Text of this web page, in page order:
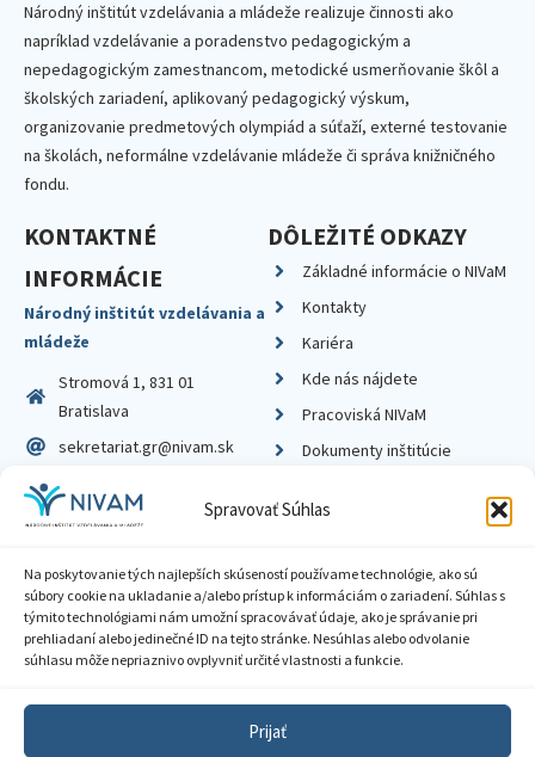
Spravovať Súhlas
Na poskytovanie tých najlepších skúseností používame technológie, ako sú
súbory cookie na ukladanie a/alebo prístup k informáciám o zariadení. Súhlas s
týmito technológiami nám umožní spracovávať údaje, ako je správanie pri
prehliadaní alebo jedinečné ID na tejto stránke. Nesúhlas alebo odvolanie
súhlasu môže nepriaznivo ovplyvniť určité vlastnosti a funkcie.
Prijať
Národný inštitút vzdelávania a mládeže realizuje činnosti ako
napríklad vzdelávanie a poradenstvo pedagogickým a
nepedagogickým zamestnancom, metodické usmerňovanie škôl a
školských zariadení, aplikovaný pedagogický výskum,
organizovanie predmetových olympiád a súťaží, externé testovanie
na školách, neformálne vzdelávanie mládeže či správa knižničného
fondu.
KONTAKTNÉ
INFORMÁCIE
Národný inštitút vzdelávania a
mládeže
Stromová 1, 831 01
Bratislava
sekretariat.gr@nivam.sk
IČO: 00164348
DIČ: 2020798714
DÔLEŽITÉ ODKAZY
Základné informácie o NIVaM
Kontakty
Kariéra
Kde nás nájdete
Pracoviská NIVaM
Dokumenty inštitúcie
Zásady ochrany súkromia
Sprístupnenie informácií